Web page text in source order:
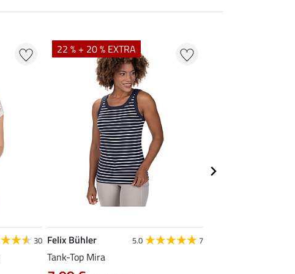
30
22 % + 20 % EXTRA
Felix Bühler 5.0 7
Tank-Top Mira